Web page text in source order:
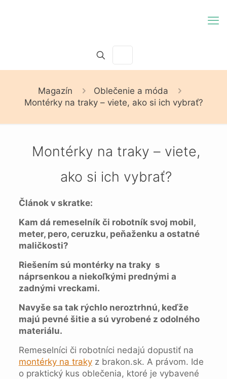
Magazín
Oblečenie a móda
Montérky na traky – viete, ako si ich vybrať?
Montérky na traky – viete,
ako si ich vybrať?
Článok v skratke:
Kam dá remeselník či robotník svoj mobil,
meter, pero, ceruzku, peňaženku a ostatné
maličkosti?
Riešením sú montérky na traky s
náprsenkou a niekoľkými prednými a
zadnými vreckami.
Navyše sa tak rýchlo neroztrhnú, keďže
majú pevné šitie a sú vyrobené z odolného
materiálu.
Remeselníci či robotníci nedajú dopustiť na
montérky na trakyz brakon.sk. A právom. Ide
o praktický kus oblečenia, ktoré je vybavené